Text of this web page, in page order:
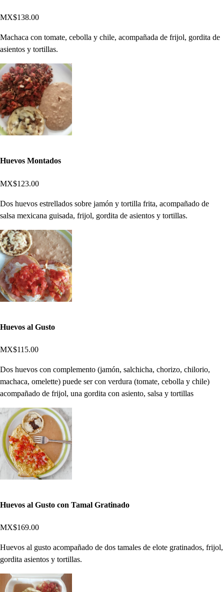
MX$138.00
Machaca con tomate, cebolla y chile, acompañada de frijol, gordita de
asientos y tortillas.
Huevos Montados
MX$123.00
Dos huevos estrellados sobre jamón y tortilla frita, acompañado de
salsa mexicana guisada, frijol, gordita de asientos y tortillas.
Huevos al Gusto
MX$115.00
Dos huevos con complemento (jamón, salchicha, chorizo, chilorio,
machaca, omelette) puede ser con verdura (tomate, cebolla y chile)
acompañado de frijol, una gordita con asiento, salsa y tortillas
Huevos al Gusto con Tamal Gratinado
MX$169.00
Huevos al gusto acompañado de dos tamales de elote gratinados, frijol,
gordita asientos y tortillas.